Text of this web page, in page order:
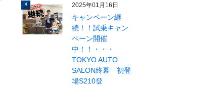
4 2025年01月16日
キャンペーン継
続！！試乗キャン
ペーン開催
中！！・・・
TOKYO AUTO
SALON終幕 初登
場S210登